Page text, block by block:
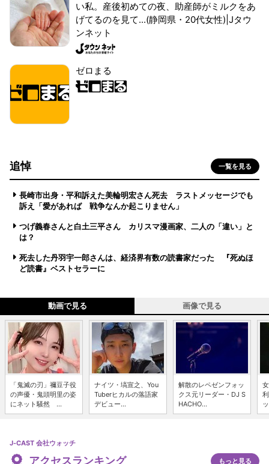
い私。産後初めての夜、助産師がミルクをあ
げてるのを見て...(静岡県・20代女性)|Jタウ
ンネット
ゼロまる
追悼 一覧を見る
長崎市出身・平和訴えた美輪明宏さん死去 ラストメッセージでも
訴え「愛があれば 戦争なんか起こりません」
つげ義春さんと白土三平さん カリスマ漫画家、二人の「違い」と
は？
死去した丹羽宇一郎さんは、経済界有数の読書家だった 『死ぬほ
ど読書』ベストセラーに
動画で見る 画像で見る
「鬼滅の刃」禰豆子役
の声優・鬼頭明里の姿
にネット騒然 ...
ナイツ・塙宣之、You
Tuberヒカルの落語家
デビュー...
解散のレペゼンフォッ
クス元リーダー・DJ S
HACHO...
J-CAST 会社ウォッチ
アクセスランキング もっと見る